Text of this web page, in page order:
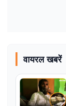
वायरल खबरें